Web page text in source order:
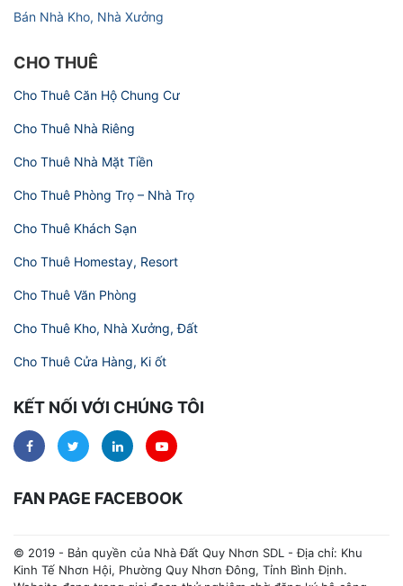
Bán Nhà Kho, Nhà Xưởng
CHO THUÊ
Cho Thuê Căn Hộ Chung Cư
Cho Thuê Nhà Riêng
Cho Thuê Nhà Mặt Tiền
Cho Thuê Phòng Trọ – Nhà Trọ
Cho Thuê Khách Sạn
Cho Thuê Homestay, Resort
Cho Thuê Văn Phòng
Cho Thuê Kho, Nhà Xưởng, Đất
Cho Thuê Cửa Hàng, Ki ốt
KẾT NỐI VỚI CHÚNG TÔI
FAN PAGE FACEBOOK
© 2019 - Bản quyền của Nhà Đất Quy Nhơn SDL - Địa chỉ: Khu
Kinh Tế Nhơn Hội, Phường Quy Nhơn Đông, Tỉnh Bình Định.